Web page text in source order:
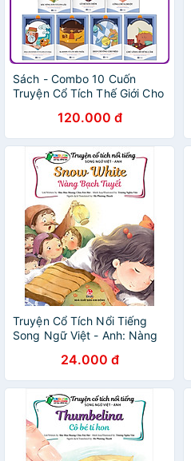
Sách - Combo 10 Cuốn
Truyện Cổ Tích Thế Giới Cho
120.000 đ
Truyện Cổ Tích Nổi Tiếng
Song Ngữ Việt - Anh: Nàng
24.000 đ